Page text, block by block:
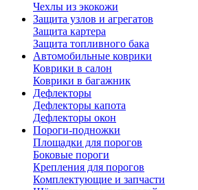
Чехлы из экокожи
Защита узлов и агрегатов
Защита картера
Защита топливного бака
Автомобильные коврики
Коврики в салон
Коврики в багажник
Дефлекторы
Дефлекторы капота
Дефлекторы окон
Пороги-подножки
Площадки для порогов
Боковые пороги
Крепления для порогов
Комплектующие и запчасти